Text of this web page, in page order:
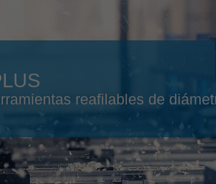
(日本) 日本語
reafilables de